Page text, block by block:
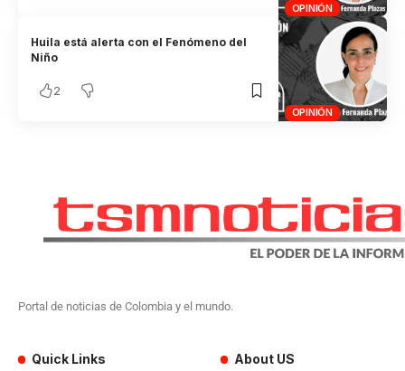
OPINIÓN
OPINIÓN
Huila está alerta con el Fenómeno del
Niño
2
Portal de noticias de Colombia y el mundo.
Quick Links About US